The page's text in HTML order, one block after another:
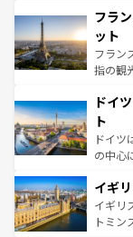
ませて
なお、
しい。
文化が
れる闘
る。首
アート
せる。
ンテン
フラ
ット
フラン
指の観
で、幅
聖堂、
から魅
れ、フ
香り高
らに
も豊か
ドイ
ト
ドイツ
の中心
顔を持
ルリン
してラ
イギ
イギリ
トミン